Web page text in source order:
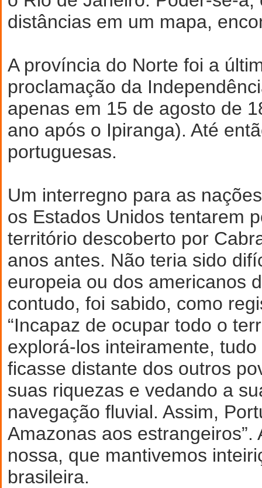
distâncias em um mapa,
A província do Norte foi a
proclamação da
apenas em 15 de agosto de
ano após o Ipiranga). Até
portuguesas.
Um interregno para as
os Estados Unidos tentarem
território descoberto por
anos antes. Não teria sido
europeia ou dos americanos
contudo, foi sabido, como
“Incapaz de ocupar todo o
explorá-los inteiramente,
ficasse distante dos outros
suas riquezas e vedando a
navegação fluvial. Assim,
Amazonas aos estrangeiros”.
nossa, que mantivemos
brasileira.